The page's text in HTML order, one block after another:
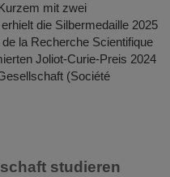
mit zwei
die Silbermedaille 2025
la Recherche Scientifique
Joliot-Curie-Preis 2024
(Société
studieren